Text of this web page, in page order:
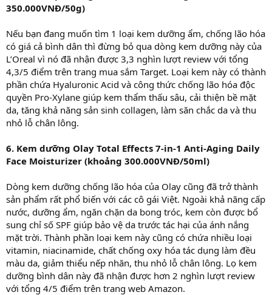
350.000VNĐ/50g)
Nếu bạn đang muốn tìm 1 loại kem dưỡng ẩm, chống lão hóa
có giá cả bình dân thì đừng bỏ qua dòng kem dưỡng này của
L’Oreal vì nó đã nhận được 3,3 nghìn lượt review với tổng
4,3/5 điểm trên trang mua sắm Target. Loại kem này có thành
phần chứa Hyaluronic Acid và công thức chống lão hóa độc
quyền Pro-Xylane giúp kem thẩm thấu sâu, cải thiện bề mặt
da, tăng khả năng sản sinh collagen, làm săn chắc da và thu
nhỏ lỗ chân lông.
6. Kem dưỡng Olay Total Effects 7-in-1 Anti-Aging Daily
Face Moisturizer (khoảng 300.000VNĐ/50ml)
Dòng kem dưỡng chống lão hóa của Olay cũng đã trở thành
sản phẩm rất phổ biến với các cô gái Việt. Ngoài khả năng cấp
nước, dưỡng ẩm, ngăn chặn da bong tróc, kem còn được bổ
sung chỉ số SPF giúp bảo vệ da trước tác hại của ánh nắng
mặt trời. Thành phần loại kem này cũng có chứa nhiều loại
vitamin, niacinamide, chất chống oxy hóa tác dụng làm đều
màu da, giảm thiểu nếp nhăn, thu nhỏ lỗ chân lông. Lọ kem
dưỡng bình dân này đã nhận được hơn 2 nghìn lượt review
với tổng 4/5 điểm trên trang web Amazon.